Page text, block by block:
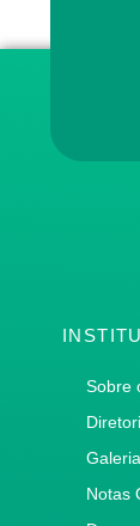
Sobre
Notas